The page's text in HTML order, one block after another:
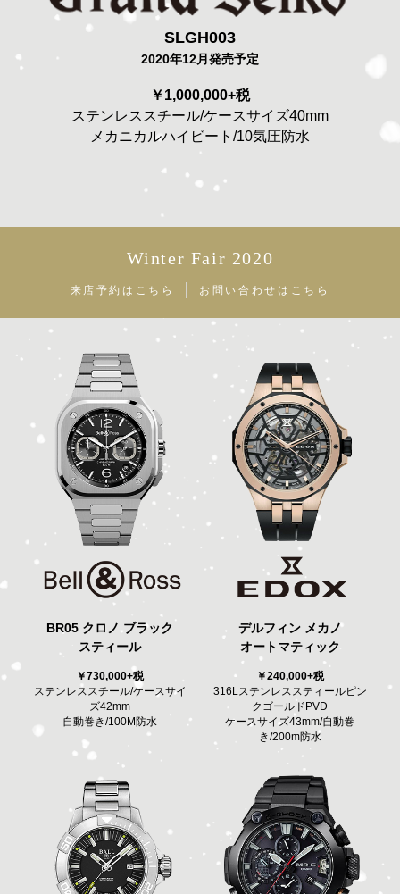
SLGH003
2020年12月発売予定
￥1,000,000+税
ステンレススチール/ケースサイズ40mm
メカニカルハイビート/10気圧防水
Winter Fair 2020
来店予約はこちら お問い合わせはこちら
BR05 クロノ ブラック
スティール
￥730,000+税
ステンレススチール/ケースサイ
ズ42mm
自動巻き/100M防水
デルフィン メカノ
オートマティック
￥240,000+税
316Lステンレススティールピン
クゴールドPVD
ケースサイズ43mm/自動巻
き/200m防水